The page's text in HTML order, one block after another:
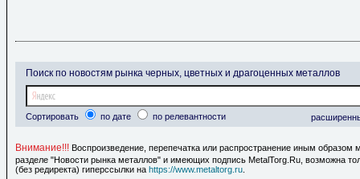
Поиск по новостям рынка черных, цветных и драгоценных металлов
Сортировать по дате по релевантности
Внимание!!! Воспроизведение, перепечатка или распространение иным
разделе "Новости рынка металлов" и имеющих подпись MetalTorg.Ru, возможна
(без редиректа) гиперссылки на https://www.metaltorg.ru